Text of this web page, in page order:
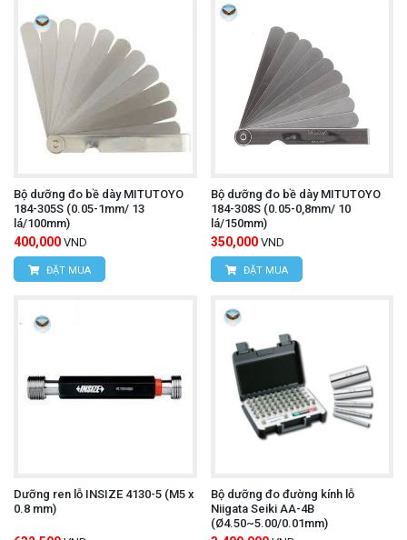
Bộ dưỡng đo bề dày MITUTOYO
184-305S (0.05-1mm/ 13
lá/100mm)
400,000 VND
ĐẶT MUA
Bộ dưỡng đo bề dày MITUTOYO
184-308S (0.05-0,8mm/ 10
lá/150mm)
350,000 VND
ĐẶT MUA
Dưỡng ren lỗ INSIZE 4130-5 (M5 x
0.8 mm)
Bộ dưỡng đo đường kính lỗ
Niigata Seiki AA-4B
(Ø4.50~5.00/0.01mm)